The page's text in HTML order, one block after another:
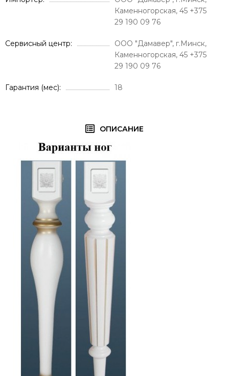
Каменногорская, 45 +375
29 190 09 76
Сервисный центр
ООО "Дамавер", г.Минск,
Каменногорская, 45 +375
29 190 09 76
Гарантия (мес) 18
ОПИСАНИЕ